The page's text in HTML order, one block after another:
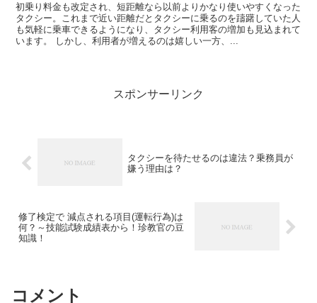
初乗り料金も改定され、短距離なら以前よりかなり使いやすくなった
タクシー。これまで近い距離だとタクシーに乗るのを躊躇していた人
も気軽に乗車できるようになり、タクシー利用客の増加も見込まれて
います。 しかし、利用者が増えるのは嬉しい一方、...
スポンサーリンク
タクシーを待たせるのは違法？乗務員が
嫌う理由は？
修了検定で 減点される項目(運転行為)は
何？～技能試験成績表から！珍教官の豆
知識！
コメント